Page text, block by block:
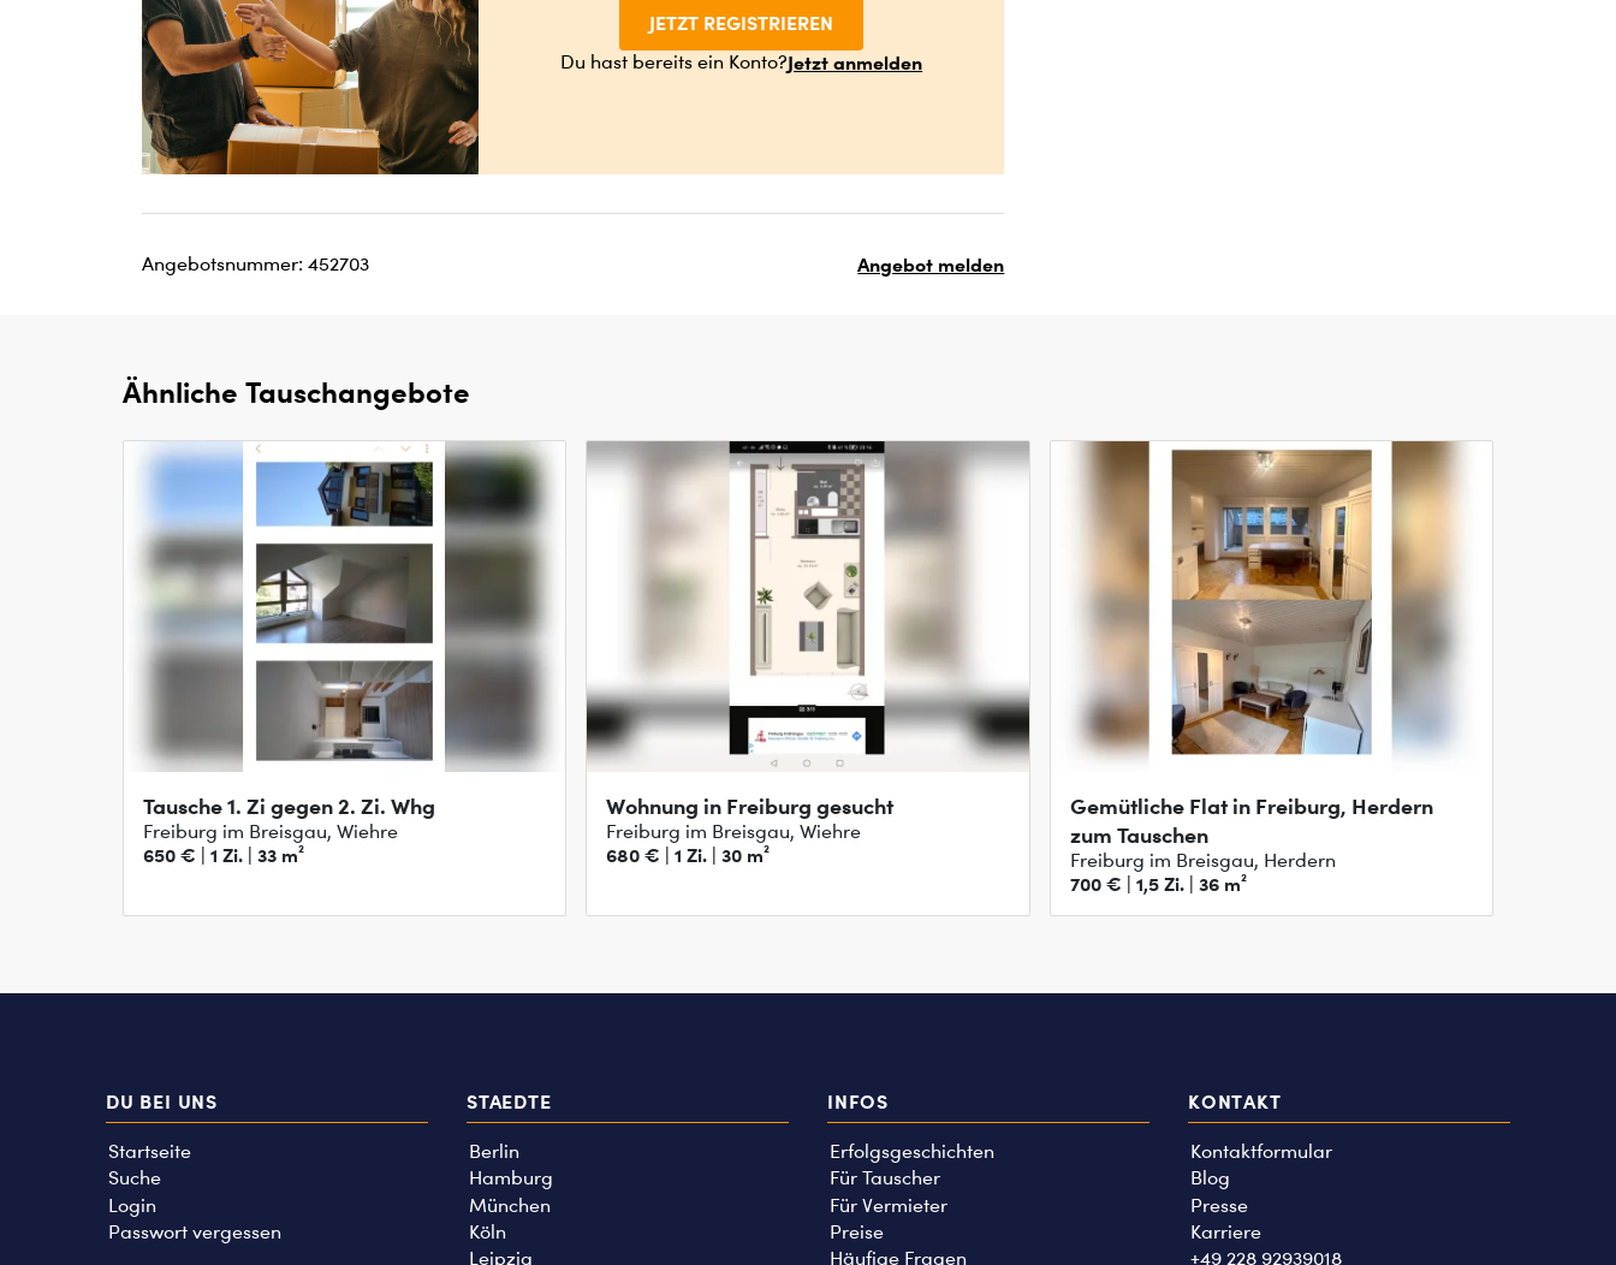
JETZT REGISTRIEREN
Du hast bereits ein Konto?Jetzt anmelden
Angebotsnummer: 452703 Angebot melden
Ähnliche Tauschangebote
Tausche 1. Zi gegen 2. Zi. Whg
Freiburg im Breisgau, Wiehre
650 € | 1 Zi. | 33 m²
Wohnung in Freiburg gesucht
Freiburg im Breisgau, Wiehre
680 € | 1 Zi. | 30 m²
Gemütliche Flat in Freiburg, Herdern
zum Tauschen
Freiburg im Breisgau, Herdern
700 € | 1,5 Zi. | 36 m²
DU BEI UNS
Startseite
Suche
Login
Passwort vergessen
STAEDTE
Berlin
Hamburg
München
Köln
Leipzig
INFOS
Erfolgsgeschichten
Für Tauscher
Für Vermieter
Preise
Häufige Fragen
KONTAKT
Kontaktformular
Blog
Presse
Karriere
+49 228 92939018